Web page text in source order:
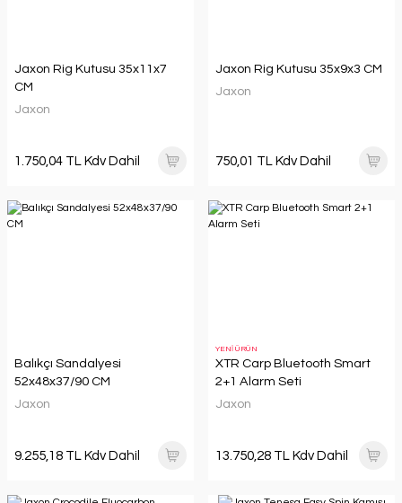
Jaxon Rig Kutusu 35x11x7
CM
Jaxon
1.750,04 TL Kdv Dahil
Jaxon Rig Kutusu 35x9x3 CM
Jaxon
750,01 TL Kdv Dahil
Balıkçı Sandalyesi
52x48x37/90 CM
Jaxon
9.255,18 TL Kdv Dahil
YENİ ÜRÜN
XTR Carp Bluetooth Smart
2+1 Alarm Seti
Jaxon
13.750,28 TL Kdv Dahil